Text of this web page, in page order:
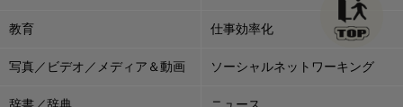
教育 仕事効率化
写真／ビデオ／メディア＆動画 ソーシャルネットワーキング
辞書／辞典 ニュース